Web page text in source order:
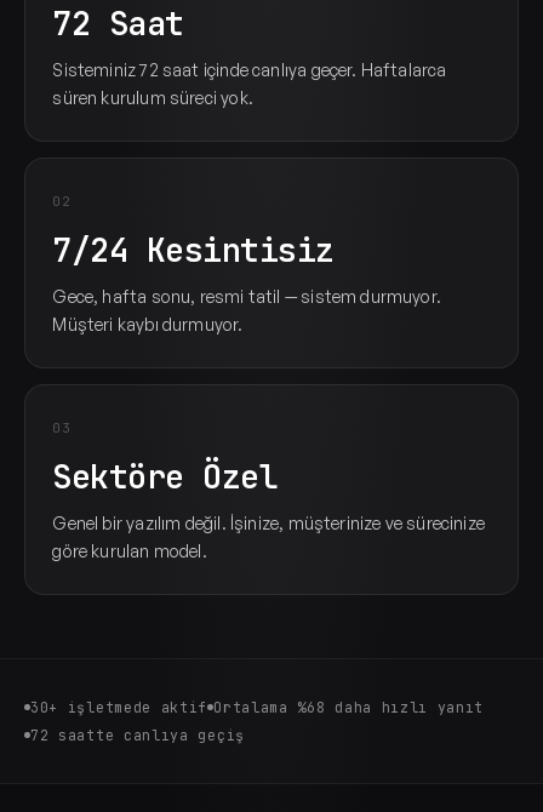
72 Saat
Sisteminiz 72 saat içinde canlıya geçer. Haftalarca
süren kurulum süreci yok.
02
7/24 Kesintisiz
Gece, hafta sonu, resmi tatil — sistem durmuyor.
Müşteri kaybı durmuyor.
03
Sektöre Özel
Genel bir yazılım değil. İşinize, müşterinize ve sürecinize
göre kurulan model.
30+ işletmede aktif Ortalama %68 daha hızlı yanıt
72 saatte canlıya geçiş